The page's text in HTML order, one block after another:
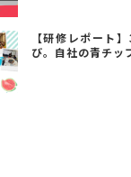
【研修レポート
び。自社の青チッ